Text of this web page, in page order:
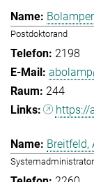
Postdoktorand
2198
244
https://
Breitfeld,
Systemadministrator